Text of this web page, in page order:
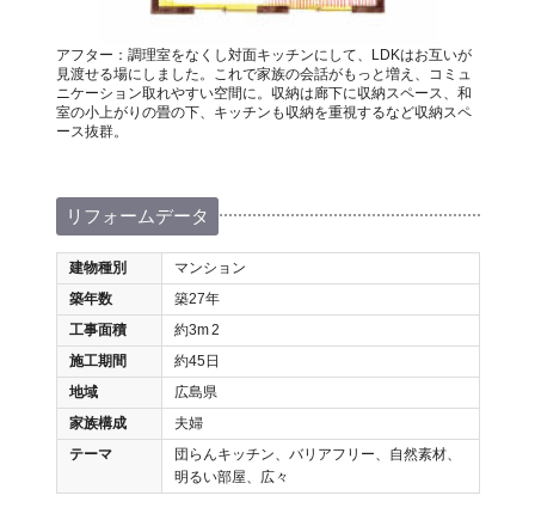
アフター：調理室をなくし対面キッチンにして、LDKはお互いが
見渡せる場にしました。これで家族の会話がもっと増え、コミュ
ニケーション取れやすい空間に。収納は廊下に収納スペース、和
室の小上がりの畳の下、キッチンも収納を重視するなど収納スペ
ース抜群。
リフォームデータ
建物種別
マンション
築年数
築27年
工事面積
約3m2
施工期間
約45日
地域
広島県
家族構成
夫婦
テーマ
団らんキッチン、バリアフリー、自然素材、
明るい部屋、広々